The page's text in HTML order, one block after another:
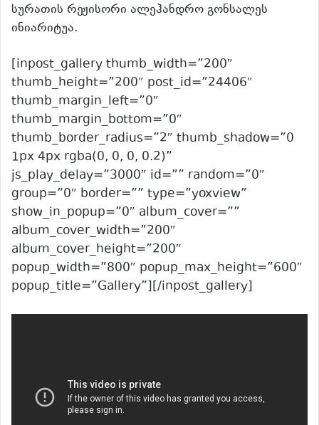
სურათის რეჟისორი ალეჰანდრო გონსალეს
ინიარიტუა.
[inpost_gallery thumb_width=”200″
thumb_height=”200″ post_id=”24406″
thumb_margin_left=”0″
thumb_margin_bottom=”0″
thumb_border_radius=”2″ thumb_shadow=”0
1px 4px rgba(0, 0, 0, 0.2)”
js_play_delay=”3000″ id=”” random=”0″
group=”0″ border=”” type=”yoxview”
show_in_popup=”0″ album_cover=””
album_cover_width=”200″
album_cover_height=”200″
popup_width=”800″ popup_max_height=”600″
popup_title=”Gallery”][/inpost_gallery]